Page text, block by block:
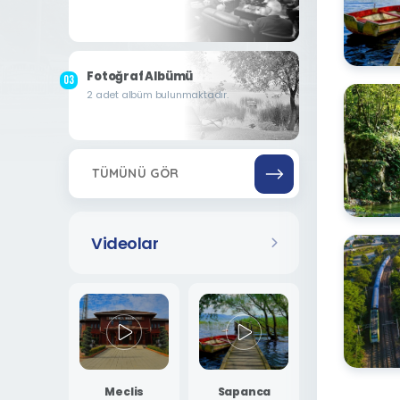
Fotoğraf Albümü
2 adet albüm bulunmaktadır.
TÜMÜNÜ GÖR
Videolar
Meclis Sapanca